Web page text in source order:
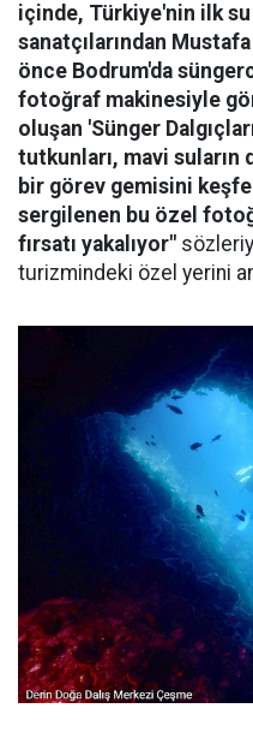
içinde, Türkiye'nin ilk
sanatçılarından Mustafa
önce Bodrum'da
fotoğraf makinesiyle
oluşan 'Sünger
tutkunları, mavi
bir görev gemisini
sergilenen bu özel
fırsatı yakalıyor"
turizmindeki özel yerini